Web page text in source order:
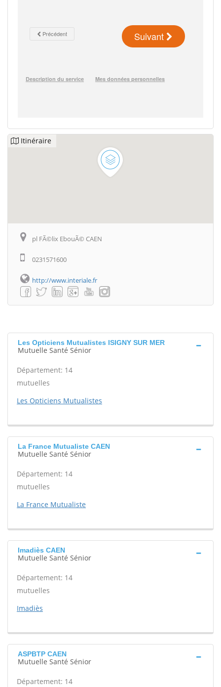
Itinéraire
pl FÃ©lix EbouÃ© CAEN
0231571600
http://www.interiale.fr
Les Opticiens Mutualistes ISIGNY SUR MER
Mutuelle Santé Sénior
Département: 14
mutuelles
Les Opticiens Mutualistes
La France Mutualiste CAEN
Mutuelle Santé Sénior
Département: 14
mutuelles
La France Mutualiste
Imadiès CAEN
Mutuelle Santé Sénior
Département: 14
mutuelles
Imadiès
ASPBTP CAEN
Mutuelle Santé Sénior
Département: 14